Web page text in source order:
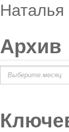
Наталья
Архив